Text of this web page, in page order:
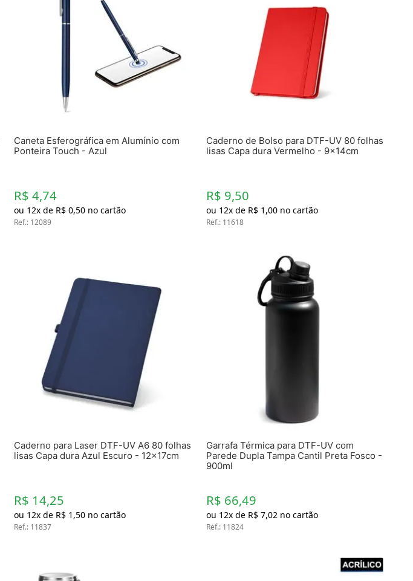
Caneta Esferográfica em Alumínio com
Ponteira Touch - Azul
R$ 4,74
ou 12x de R$ 0,50 no cartão
Ref.: 12089
Caderno de Bolso para DTF-UV 80 folhas
lisas Capa dura Vermelho - 9x14cm
R$ 9,50
ou 12x de R$ 1 ,00no cartão
Ref.: 11618
Caderno para Laser DTF-UV A6 80 folhas
lisas Capa dura Azul Escuro - 12x17cm
R$ 14,25
ou 12x de R$ 1 ,50 no cartão
Ref.: 11837
Garrafa Térmica para DTF-UV com
Parede Dupla Tampa Cantil Preta Fosco -
900ml
R$ 66,49
ou 12x de R$ 7,02 no cartão
Ref.: 11824